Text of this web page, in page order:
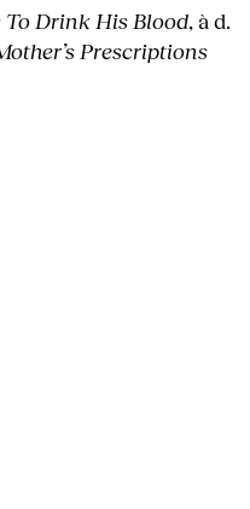
Drink His Blood, à d.
Prescriptions